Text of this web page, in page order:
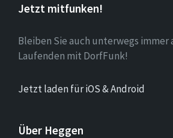
Jetzt mitfunken!
Bleiben Sie auch unterwegs immer
Laufenden mit DorfFunk!
Jetzt laden für iOS & Android
Über Heggen